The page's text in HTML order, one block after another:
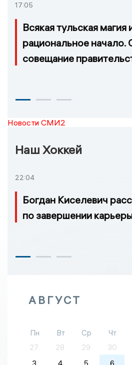
17:05
Всякая тульская магия
рациональное начало.
совещание
Новости СМИ2
Наш Хоккей
22:04
Богдан Киселевич
по завершении
АВГУСТ
Пн Вт Ср Чт
27
28 29 30